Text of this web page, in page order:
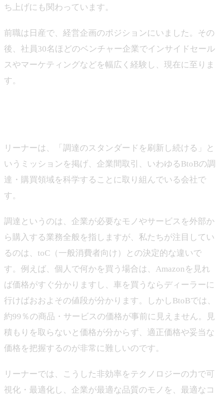
ち上げにも関わっています。
前職は日産で、経営企画のポジションにいました。その
後、社員30名ほどのベンチャー企業でインサイドセール
スやマーケティングなどを幅広く経験し、現在に至りま
す。
リーナーは、「調達のスタンダードを刷新し続ける」と
いうミッションを掲げ、企業間取引、いわゆるBtoBの調
達・購買領域を科学することに取り組んでいる会社で
す。
調達というのは、企業が必要なモノやサービスを外部か
ら購入する業務全般を指しますが、私たちが注目してい
るのは、toC（一般消費者向け）との決定的な違いで
す。例えば、個人で何かを買う場合は、Amazonを見れ
ば価格がすぐ分かりますし、車を買うならディーラーに
行けばおおよその値段が分かります。しかしBtoBでは、
約99％の商品・サービスの価格が事前に見えません。見
積もりを取らないと価格が分からず、適正価格や妥当な
価格を把握するのが非常に難しいのです。
リーナーでは、こうした非効率をテクノロジーの力で可
視化・最適化し、企業が最適な品質のモノを、最適なコ